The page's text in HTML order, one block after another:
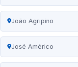
João Agripino
José Américo